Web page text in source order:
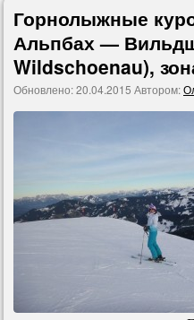
Горнолыжные
Альпбах —
Wildschoenau),
Обновлено:20.04.2015 Автором: